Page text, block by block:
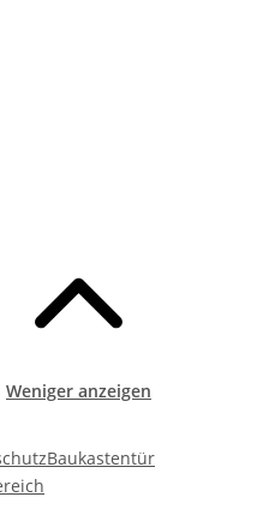
Weniger anzeigen
Baukastentür